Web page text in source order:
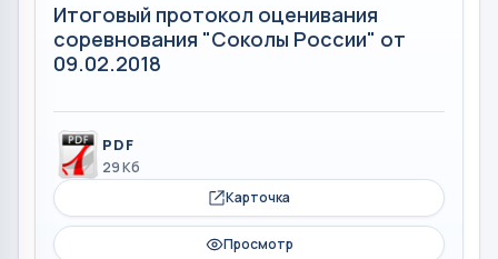
Итоговый протокол оценивания
соревнования "Соколы России" от
09.02.2018
PDF
29 Кб
Карточка
Просмотр